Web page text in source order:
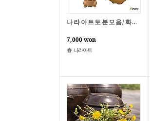
나라아트토분모음/화분/토분/국산옹기/토기화분/옹기/나라아트
7,000 won
나라아트